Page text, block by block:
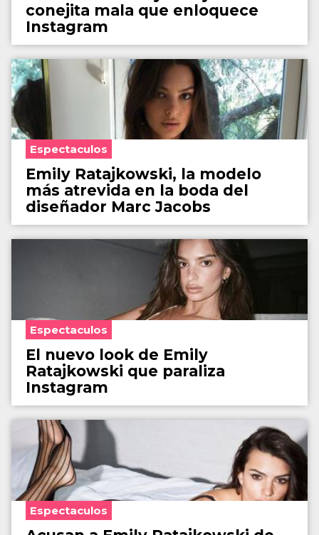
conejita mala que enloquece
Instagram
Espectaculos
Emily Ratajkowski, la modelo
más atrevida en la boda del
diseñador Marc Jacobs
Espectaculos
El nuevo look de Emily
Ratajkowski que paraliza
Instagram
Espectaculos